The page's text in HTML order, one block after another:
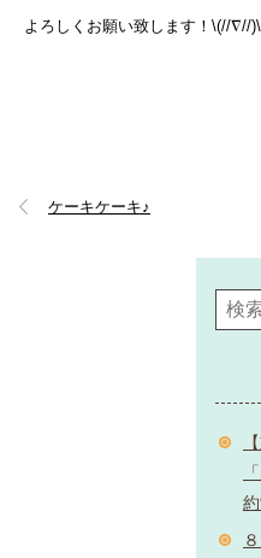
よろしくお願い致します！\(//∇//
ケーキケーキ♪